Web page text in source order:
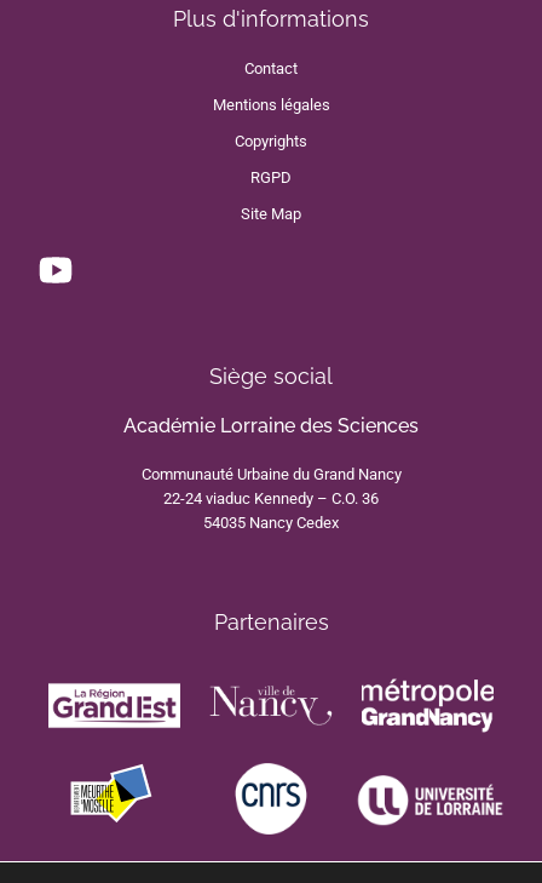
Plus d'informations
Contact
Mentions légales
Copyrights
RGPD
Site Map
Siège social
Académie Lorraine des Sciences
Communauté Urbaine du Grand Nancy
22-24 viaduc Kennedy – C.O. 36
54035 Nancy Cedex
Partenaires